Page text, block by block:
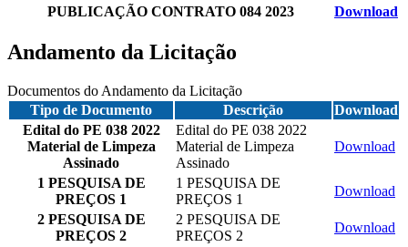
PUBLICAÇÃO CONTRATO 084 2023
Download
Andamento da Licitação
Documentos do Andamento da Licitação
Tipo de Documento
Descrição
Download
Edital do PE 038 2022
Material de Limpeza
Assinado
Edital do PE 038 2022
Material de Limpeza
Assinado
Download
1 PESQUISA DE
PREÇOS 1
1 PESQUISA DE
PREÇOS 1
Download
2 PESQUISA DE
PREÇOS 2
2 PESQUISA DE
PREÇOS 2
Download